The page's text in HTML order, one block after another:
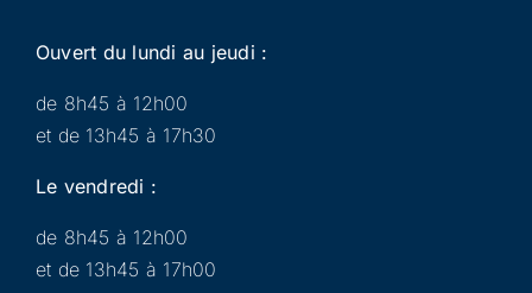
Ouvert du lundi au jeudi :
de 8h45 à 12h00
et de 13h45 à 17h30
Le vendredi :
de 8h45 à 12h00
et de 13h45 à 17h00